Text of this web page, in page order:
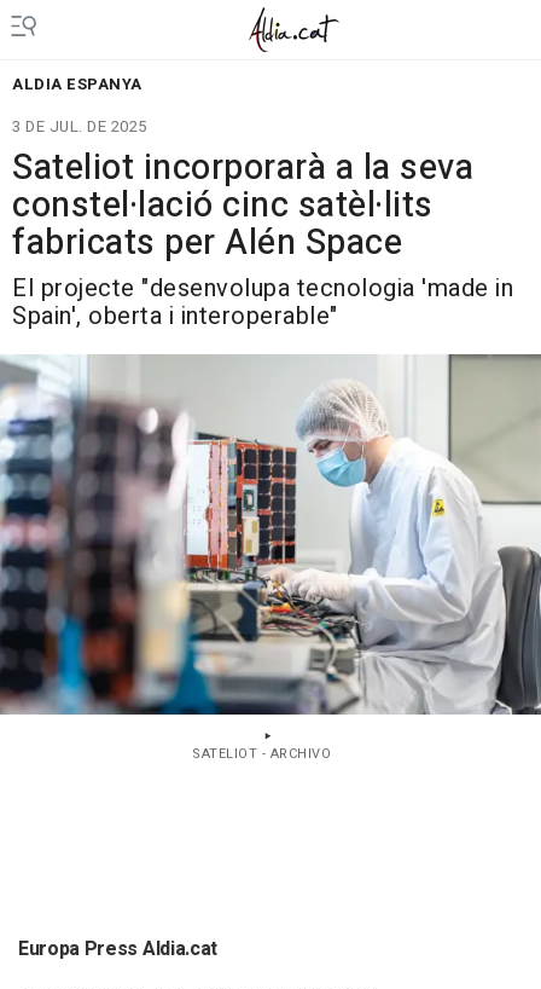
ALDIA ESPANYA
3 DE JUL. DE 2025
Sateliot incorporarà a la seva
constel·lació cinc satèl·lits
fabricats per Alén Space
El projecte "desenvolupa tecnologia 'made in
Spain', oberta i interoperable"
SATELIOT - ARCHIVO
Europa Press Aldia.cat